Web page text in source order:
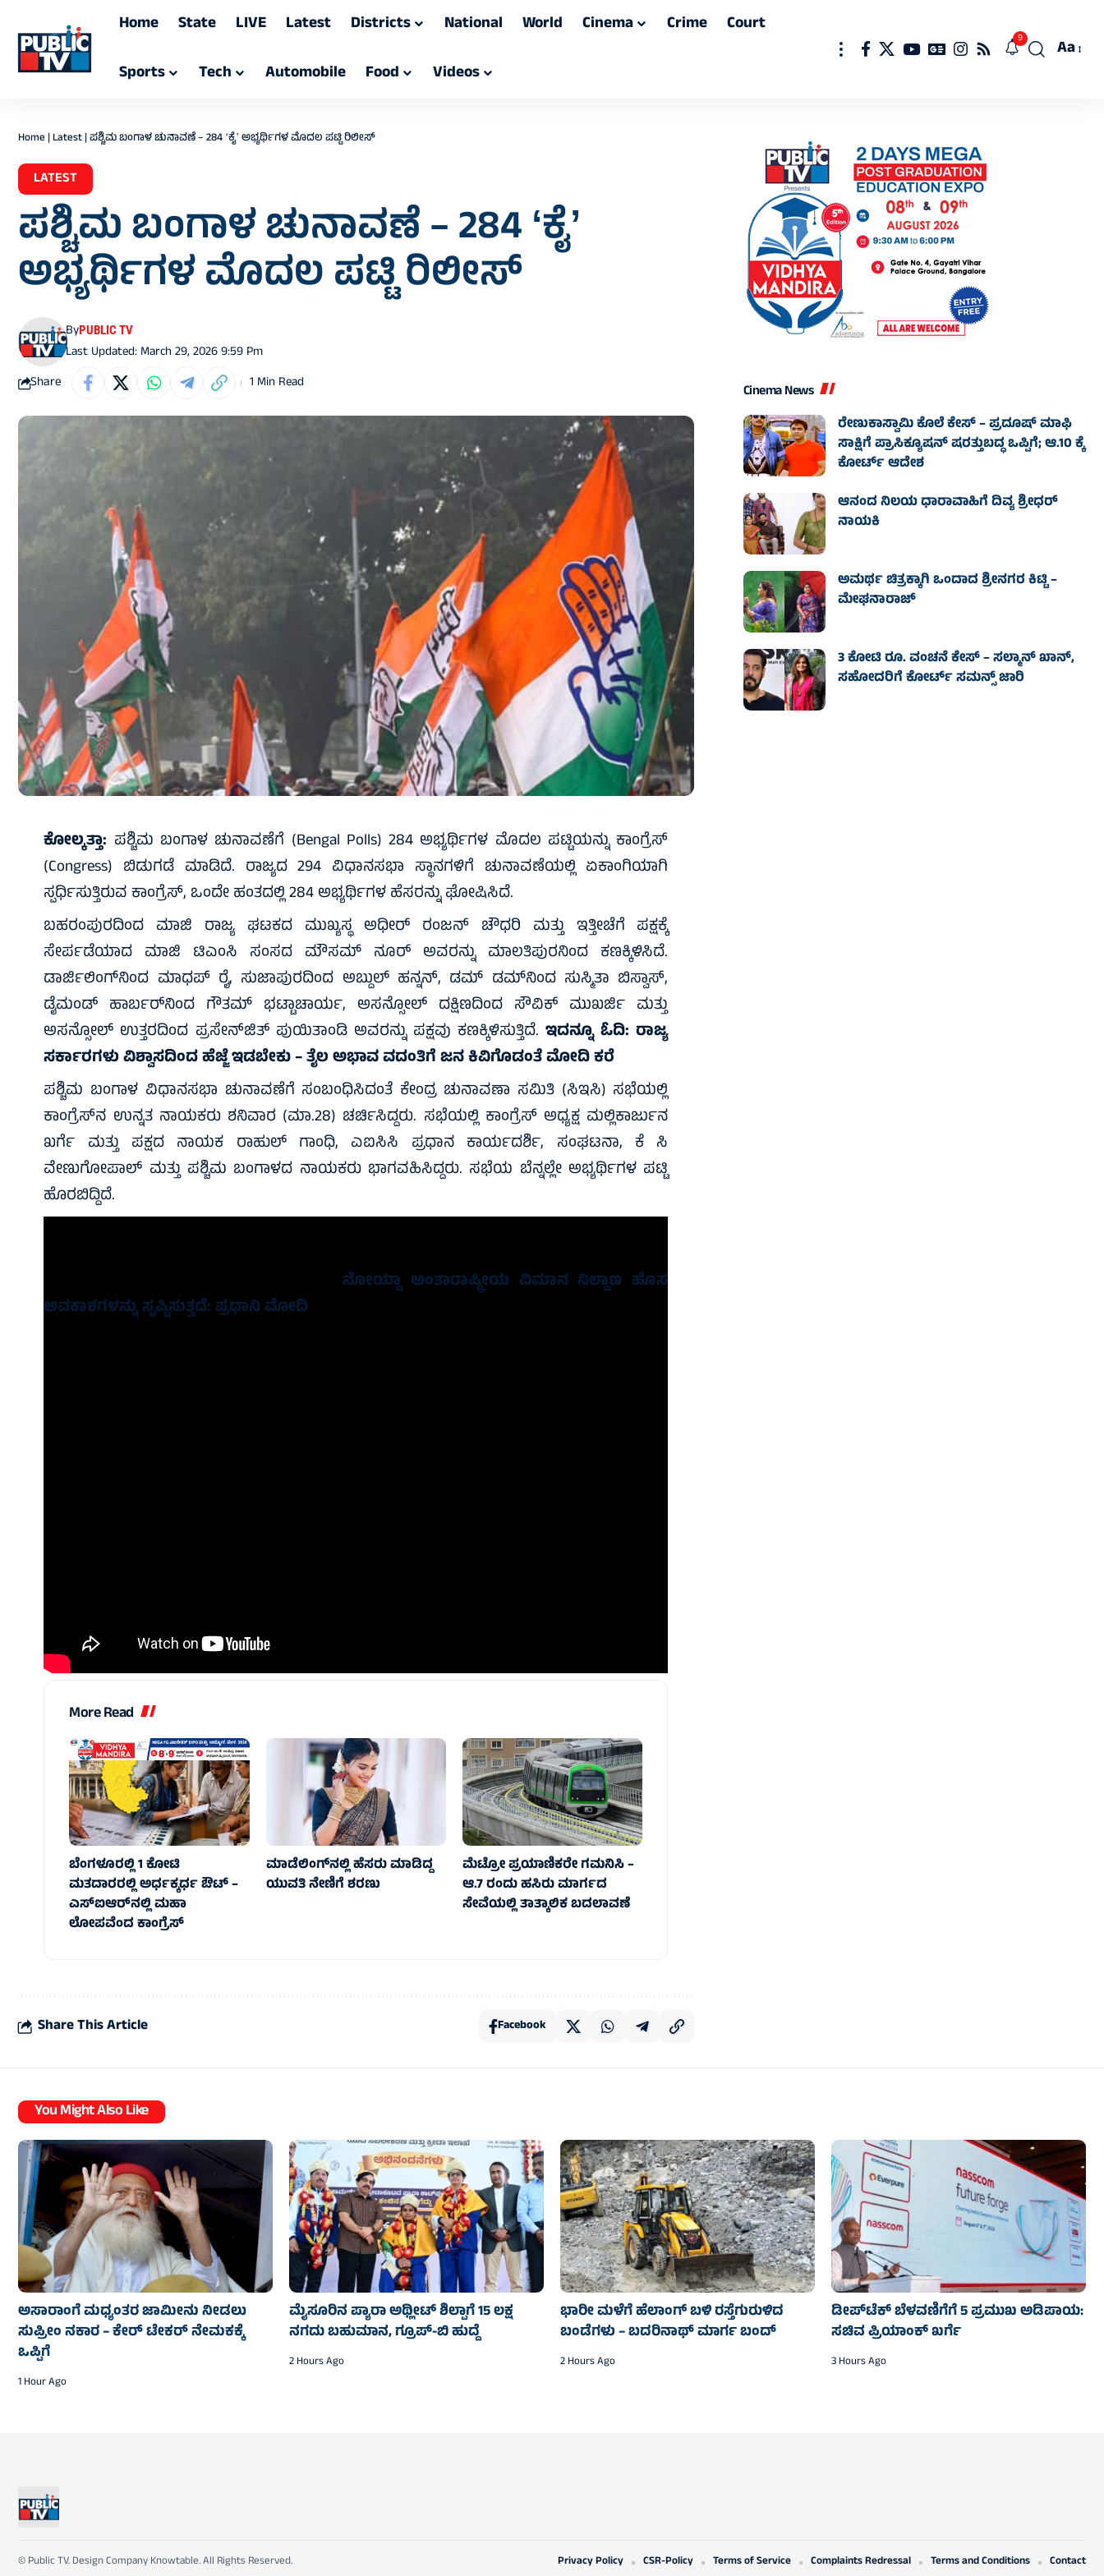
Home State LIVE Latest Districts National World Cinema Crime
Court
Sports
Tech Automobile Food Videos
9
Font
Aa
Home |Latest|ಪಶ್ಚಿಮ ಬಂಗಾಳ ಚುನಾವಣೆ – 284 ʻಕೈʼ ಅಭ್ಯರ್ಥಿಗಳ ಮೊದಲ ಪಟ್ಟಿ ರಿಲೀಸ್‌
LATEST
ಪಶ್ಚಿಮ ಬಂಗಾಳ ಚುನಾವಣೆ – 284 ʻಕೈʼ
ಅಭ್ಯರ್ಥಿಗಳ ಮೊದಲ ಪಟ್ಟಿ ರಿಲೀಸ್‌
Last Updated: March 29, 2026 9:59 Pm
ByPUBLIC TV
Share 1 Min Read
ಕೋಲ್ಕತ್ತಾ: ಪಶ್ಚಿಮ ಬಂಗಾಳ ಚುನಾವಣೆಗೆ (Bengal Polls) 284 ಅಭ್ಯರ್ಥಿಗಳ ಮೊದಲ ಪಟ್ಟಿಯನ್ನು ಕಾಂಗ್ರೆಸ್
(Congress) ಬಿಡುಗಡೆ ಮಾಡಿದೆ. ರಾಜ್ಯದ 294 ವಿಧಾನಸಭಾ ಸ್ಥಾನಗಳಿಗೆ ಚುನಾವಣೆಯಲ್ಲಿ ಏಕಾಂಗಿಯಾಗಿ
ಸ್ಪರ್ಧಿಸುತ್ತಿರುವ ಕಾಂಗ್ರೆಸ್, ಒಂದೇ ಹಂತದಲ್ಲಿ 284 ಅಭ್ಯರ್ಥಿಗಳ ಹೆಸರನ್ನು ಘೋಷಿಸಿದೆ.
ಬಹರಂಪುರದಿಂದ ಮಾಜಿ ರಾಜ್ಯ ಘಟಕದ ಮುಖ್ಯಸ್ಥ ಅಧೀರ್ ರಂಜನ್ ಚೌಧರಿ ಮತ್ತು ಇತ್ತೀಚೆಗೆ ಪಕ್ಷಕ್ಕೆ
ಸೇರ್ಪಡೆಯಾದ ಮಾಜಿ ಟಿಎಂಸಿ ಸಂಸದ ಮೌಸಮ್ ನೂರ್ ಅವರನ್ನು ಮಾಲತಿಪುರನಿಂದ ಕಣಕ್ಕಿಳಿಸಿದೆ.
ಡಾರ್ಜಿಲಿಂಗ್‌ನಿಂದ ಮಾಧಪ್ ರೈ, ಸುಜಾಪುರದಿಂದ ಅಬ್ದುಲ್ ಹನ್ನನ್, ಡಮ್ ಡಮ್‌ನಿಂದ ಸುಸ್ಮಿತಾ ಬಿಸ್ವಾಸ್,
ಡೈಮಂಡ್ ಹಾರ್ಬರ್‌ನಿಂದ ಗೌತಮ್ ಭಟ್ಟಾಚಾರ್ಯ, ಅಸನ್ಸೋಲ್ ದಕ್ಷಿಣದಿಂದ ಸೌವಿಕ್ ಮುಖರ್ಜಿ ಮತ್ತು
ಅಸನ್ಸೋಲ್ ಉತ್ತರದಿಂದ ಪ್ರಸೇನ್‌ಜಿತ್ ಪುಯಿತಾಂಡಿ ಅವರನ್ನು ಪಕ್ಷವು ಕಣಕ್ಕಿಳಿಸುತ್ತಿದೆ.ಇದನ್ನೂ ಓದಿ:ರಾಜ್ಯ
ಸರ್ಕಾರಗಳು ವಿಶ್ವಾಸದಿಂದ ಹೆಜ್ಜೆ ಇಡಬೇಕು – ತೈಲ ಅಭಾವ ವದಂತಿಗೆ ಜನ ಕಿವಿಗೊಡಂತೆ ಮೋದಿ ಕರೆ
ಪಶ್ಚಿಮ ಬಂಗಾಳ ವಿಧಾನಸಭಾ ಚುನಾವಣೆಗೆ ಸಂಬಂಧಿಸಿದಂತೆ ಕೇಂದ್ರ ಚುನಾವಣಾ ಸಮಿತಿ (ಸಿಇಸಿ) ಸಭೆಯಲ್ಲಿ
ಕಾಂಗ್ರೆಸ್‌ನ ಉನ್ನತ ನಾಯಕರು ಶನಿವಾರ (ಮಾ.28) ಚರ್ಚಿಸಿದ್ದರು. ಸಭೆಯಲ್ಲಿ ಕಾಂಗ್ರೆಸ್ ಅಧ್ಯಕ್ಷ ಮಲ್ಲಿಕಾರ್ಜುನ
ಖರ್ಗೆ ಮತ್ತು ಪಕ್ಷದ ನಾಯಕ ರಾಹುಲ್ ಗಾಂಧಿ, ಎಐಸಿಸಿ ಪ್ರಧಾನ ಕಾರ್ಯದರ್ಶಿ, ಸಂಘಟನಾ, ಕೆ ಸಿ
ವೇಣುಗೋಪಾಲ್ ಮತ್ತು ಪಶ್ಚಿಮ ಬಂಗಾಳದ ನಾಯಕರು ಭಾಗವಹಿಸಿದ್ದರು. ಸಭೆಯ ಬೆನ್ನಲ್ಲೇ ಅಭ್ಯರ್ಥಿಗಳ ಪಟ್ಟಿ
ಹೊರಬಿದ್ದಿದೆ.
ನೋಯ್ಡಾ ಅಂತಾರಾಷ್ಟ್ರೀಯ ವಿಮಾನ ನಿಲ್ದಾಣ ಹೊಸ
ಅವಕಾಶಗಳನ್ನು ಸೃಷ್ಟಿಸುತ್ತದೆ: ಪ್ರಧಾನಿ ಮೋದಿ
More Read
ಬೆಂಗಳೂರಲ್ಲಿ 1 ಕೋಟಿ
ಮತದಾರರಲ್ಲಿ ಅರ್ಧಕ್ಕರ್ಧ ಔಟ್ –
ಎಸ್‌ಐಆರ್‌ನಲ್ಲಿ ಮಹಾ
ಲೋಪವೆಂದ ಕಾಂಗ್ರೆಸ್
ಮಾಡೆಲಿಂಗ್‌ನಲ್ಲಿ ಹೆಸರು ಮಾಡಿದ್ದ
ಯುವತಿ ನೇಣಿಗೆ ಶರಣು
ಮೆಟ್ರೋ ಪ್ರಯಾಣಿಕರೇ ಗಮನಿಸಿ –
ಆ.7 ರಂದು ಹಸಿರು ಮಾರ್ಗದ
ಸೇವೆಯಲ್ಲಿ ತಾತ್ಕಾಲಿಕ ಬದಲಾವಣೆ
Share This Article Facebook
Cinema News
ರೇಣುಕಾಸ್ವಾಮಿ ಕೊಲೆ ಕೇಸ್‌ – ಪ್ರದೂಷ್‌ ಮಾಫಿ
ಸಾಕ್ಷಿಗೆ ಪ್ರಾಸಿಕ್ಯೂಷನ್ ಷರತ್ತುಬದ್ಧ ಒಪ್ಪಿಗೆ; ಆ.10 ಕ್ಕೆ
ಕೋರ್ಟ್ ಆದೇಶ
ಆನಂದ ನಿಲಯ ಧಾರಾವಾಹಿಗೆ ದಿವ್ಯ ಶ್ರೀಧರ್
ನಾಯಕಿ
ಅಮರ್ಥ ಚಿತ್ರಕ್ಕಾಗಿ ಒಂದಾದ ಶ್ರೀನಗರ ಕಿಟ್ಟಿ –
ಮೇಘನಾರಾಜ್
3 ಕೋಟಿ ರೂ. ವಂಚನೆ ಕೇಸ್‌ – ಸಲ್ಮಾನ್ ಖಾನ್,
ಸಹೋದರಿಗೆ ಕೋರ್ಟ್‌ ಸಮನ್ಸ್ ಜಾರಿ
You Might Also Like
ಅಸಾರಾಂಗೆ ಮಧ್ಯಂತರ ಜಾಮೀನು ನೀಡಲು
ಸುಪ್ರೀಂ ನಕಾರ – ಕೇರ್ ಟೇಕರ್ ನೇಮಕಕ್ಕೆ
ಒಪ್ಪಿಗೆ
1 Hour Ago
ಮೈಸೂರಿನ ಪ್ಯಾರಾ ಅಥ್ಲೀಟ್ ಶಿಲ್ಪಾಗೆ 15 ಲಕ್ಷ
ನಗದು ಬಹುಮಾನ, ಗ್ರೂಪ್-ಬಿ ಹುದ್ದೆ
2 Hours Ago
ಭಾರೀ ಮಳೆಗೆ ಹೆಲಾಂಗ್ ಬಳಿ ರಸ್ತೆಗುರುಳಿದ
ಬಂಡೆಗಳು – ಬದರಿನಾಥ್‌ ಮಾರ್ಗ ಬಂದ್‌
2 Hours Ago
ಡೀಪ್‌ಟೆಕ್ ಬೆಳವಣಿಗೆಗೆ 5 ಪ್ರಮುಖ ಅಡಿಪಾಯ:
ಸಚಿವ ಪ್ರಿಯಾಂಕ್ ಖರ್ಗೆ
3 Hours Ago
© Public TV. Design Company Knowtable. All Rights Reserved. Privacy Policy CSR-Policy Terms of Service Complaints Redressal Terms and Conditions Contact